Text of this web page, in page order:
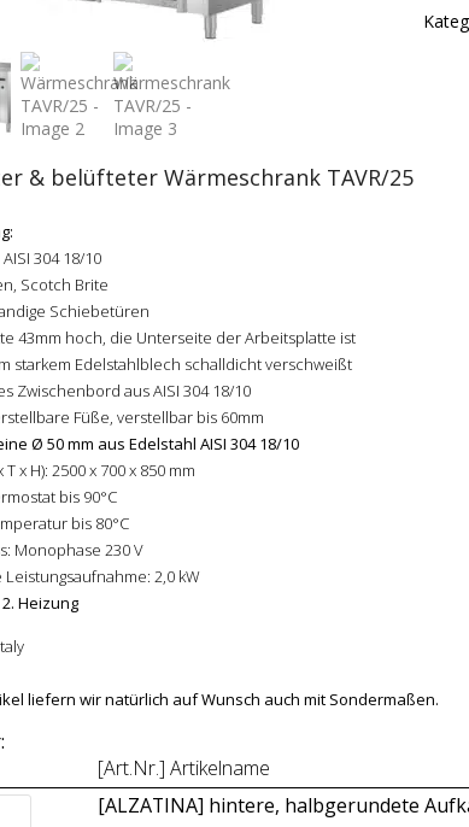
& belüfteter Wärmeschrank TAVR/25
304 18/10
Scotch Brite
Schiebetüren
43mm hoch, die Unterseite der Arbeitsplatte ist
starkem Edelstahlblech schalldicht verschweißt
Zwischenbord aus AISI 304 18/10
Füße, verstellbar bis 60mm
Ø 50 mm aus Edelstahl AISI 304 18/10
T x H): 2500 x 700 x 850 mm
bis 90°C
bis 80°C
Monophase 230 V
Leistungsaufnahme: 2,0 kW
Heizung
liefern wir natürlich auf Wunsch auch mit Sondermaßen.
[Art.Nr.] Artikelname
[ALZATINA] hintere, halbgerundete